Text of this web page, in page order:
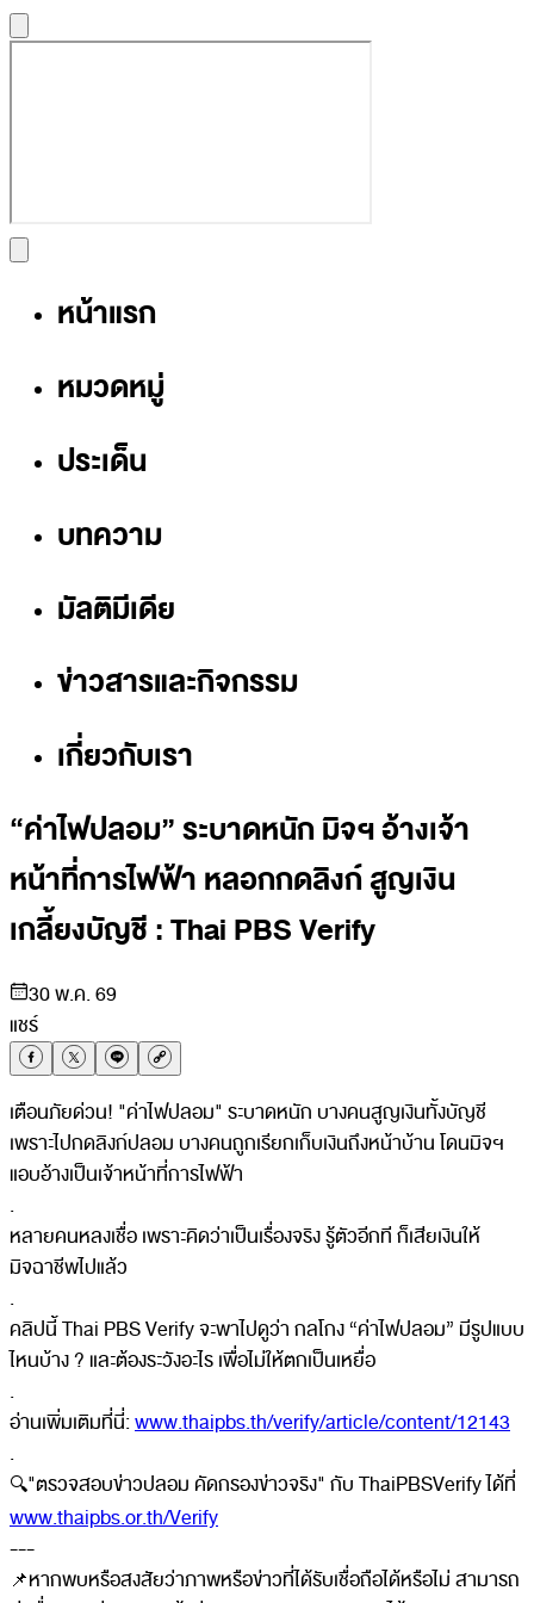
หน้าแรก
หมวดหมู่
ประเด็น
บทความ
มัลติมีเดีย
ข่าวสารและกิจกรรม
เกี่ยวกับเรา
“ค่าไฟปลอม” ระบาดหนัก มิจฯ อ้างเจ้า
หน้าที่การไฟฟ้า หลอกกดลิงก์ สูญเงิน
เกลี้ยงบัญชี : Thai PBS Verify
30 พ.ค. 69
แชร์
เตือนภัยด่วน! "ค่าไฟปลอม" ระบาดหนัก บางคนสูญเงินทั้งบัญชี
เพราะไปกดลิงก์ปลอม บางคนถูกเรียกเก็บเงินถึงหน้าบ้าน โดนมิจฯ
แอบอ้างเป็นเจ้าหน้าที่การไฟฟ้า
.
หลายคนหลงเชื่อ เพราะคิดว่าเป็นเรื่องจริง รู้ตัวอีกที ก็เสียเงินให้
มิจฉาชีพไปแล้ว
.
คลิปนี้ Thai PBS Verify จะพาไปดูว่า กลโกง “ค่าไฟปลอม” มีรูปแบบ
ไหนบ้าง ? และต้องระวังอะไร เพื่อไม่ให้ตกเป็นเหยื่อ
.
อ่านเพิ่มเติมที่นี่:www.thaipbs.th/verify/article/content/12143
.
🔍"ตรวจสอบข่าวปลอม คัดกรองข่าวจริง" กับ ThaiPBSVerify ได้ที่
www.thaipbs.or.th/Verify
---
📌หากพบหรือสงสัยว่าภาพหรือข่าวที่ได้รับเชื่อถือได้หรือไม่ สามารถ